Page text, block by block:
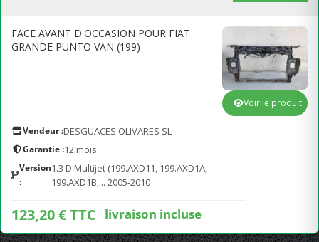
FACE AVANT D'OCCASION POUR FIAT
GRANDE PUNTO VAN (199)
Vendeur :DESGUACES OLIVARES SL
Garantie :12 mois
Version
:
1.3 D Multijet (199.AXD11, 199.AXD1A,
199.AXD1B,... 2005-2010
123,20 € TTC livraison incluse
Voir le produit